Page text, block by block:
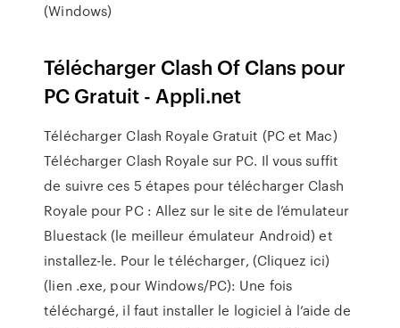
(Windows)
Télécharger Clash Of Clans pour
PC Gratuit - Appli.net
Télécharger Clash Royale Gratuit (PC et Mac)
Télécharger Clash Royale sur PC. Il vous suffit
de suivre ces 5 étapes pour télécharger Clash
Royale pour PC : Allez sur le site de l’émulateur
Bluestack (le meilleur émulateur Android) et
installez-le. Pour le télécharger, (Cliquez ici)
(lien .exe, pour Windows/PC): Une fois
téléchargé, il faut installer le logiciel à l’aide de